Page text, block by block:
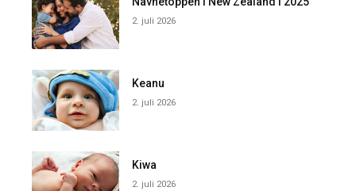
2. juli 2026
Keanu
2. juli 2026
Kiwa
2. juli 2026